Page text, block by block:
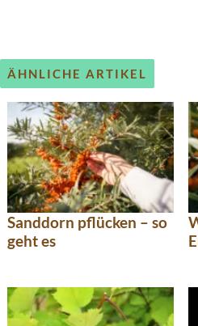
ÄHNLICHE ARTIKEL
Sanddorn pflücken – so
geht es